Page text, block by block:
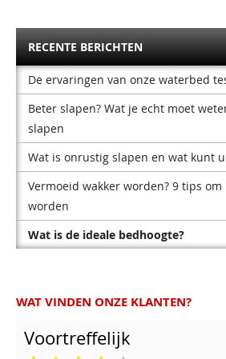
RECENTE BERICHTEN
De ervaringen van onze waterbed
Beter slapen? Wat je echt moet
slapen
Wat is onrustig slapen en wat kunt
Vermoeid wakker worden? 9 tips
worden
Wat is de ideale bedhoogte?
WAT VINDEN ONZE KLANTEN?
Voortreffelijk